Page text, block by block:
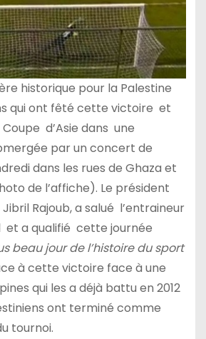
historique pour la Palestine
qui ont fêté cette victoire et
d’Asie dans une
par un concert de
dans les rues de Ghaza et
de l’affiche). Le président
Rajoub, a salué l’entraineur
et a qualifié cette journée
beau jour de l’histoire du sport
à cette victoire face à une
qui les a déjà battu en 2012
ont terminé comme
tournoi.